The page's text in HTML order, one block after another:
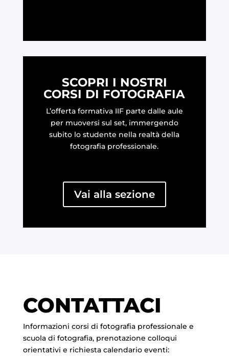
SCOPRI I NOSTRI
CORSI DI FOTOGRAFIA
L’offerta formativa IIF parte dalle aule
per muoversi sul set, immergendo
subito lo studente nella realtà della
fotografia professionale.
Vai alla sezione
CONTATTACI
Informazioni corsi di fotografia professionale e
scuola di fotografia, prenotazione colloqui
orientativi e richiesta calendario eventi: